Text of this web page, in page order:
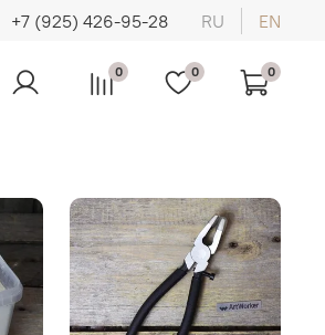
+7 (925) 426-95-28 RU EN
0 0 0